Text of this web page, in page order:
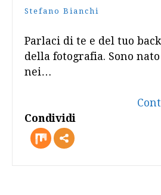
Stefano Bianchi
Parlaci di te e del tuo
della fotografia. Sono
nei…
Condividi